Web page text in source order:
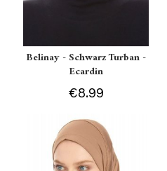
Belinay - Schwarz Turban -
Ecardin
€8.99